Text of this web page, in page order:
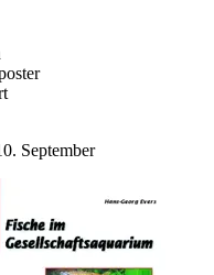
September